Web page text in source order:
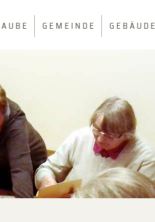
U B E G E M E I N D E G E B Ä U D E